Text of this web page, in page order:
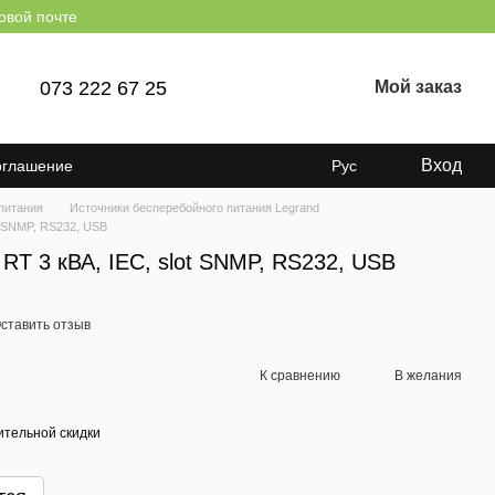
почте
073 222 67 25 Мой заказ
Рус Вход
Источники бесперебойного питания Legrand
RS232, USB
3 кВА, IEC, slot SNMP, RS232, USB
отзыв
К сравнению В желания
скидки